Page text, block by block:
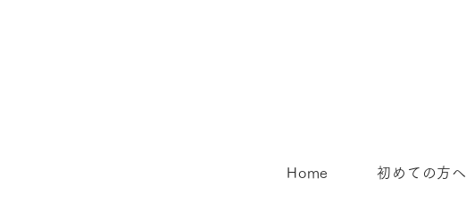
Home 初めての方へ